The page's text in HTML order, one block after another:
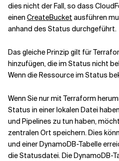
dies nicht der Fall, so dass
einen CreateBucket ausführen
anhand des Status durchgeführt.
Das gleiche Prinzip gilt für
hinzufügen, die im Status nicht
Wenn die Ressource im Status
Wenn Sie nur mit Terraform
Status in einer lokalen Datei
und Pipelines zu tun haben,
zentralen Ort speichern. Dies
und einer DynamoDB-Tabelle
die Statusdatei. Die DynamoDB-